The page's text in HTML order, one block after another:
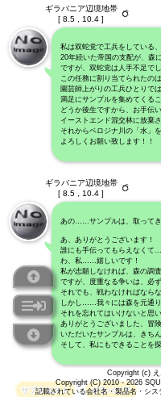
Copyright (c)
Copyright (C) 2010 - 2026
記載されている会社名・製品名・シス
ギラバニア辺境地帯
[ 8.5 , 10.4 ]
私は双蛇党で工兵をしている
20年続いた帝国の支配が、森
ですが、双蛇党は人手不足でし
この任務に割り当てられたの
園芸師上がりの工兵ひとりでは
満足にサンプルを集めてくる
どうか後生ですから、お手伝
イーストエンド混交林に放棄
それからベロジナ川の「水」
よろしくお願い致します！！
ギラバニア辺境地帯
[ 8.5 , 10.4 ]
あの……サンプルは、取ってき
あ、ありがとうございます！
誰にも手伝ってもらえなくて
わ、私……嬉しいです！
私が志願しなければ、森の調
ですが、度重なる争いは、必
それでも、戦わなければなら
しかし……我々には森を元通り
それを忘れてはいけないと思い
ありがとうございました、冒険
いただいたサンプルは、きち
そして、私にもできることを
サブクエスト ギラバニア